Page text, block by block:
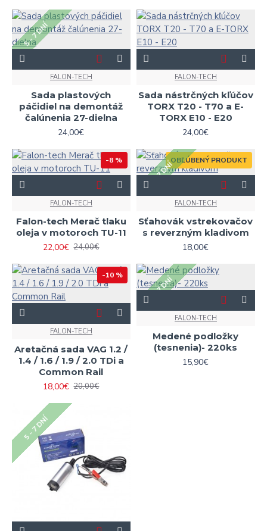
5 - 7 DNÍ
FALON-TECH
Sada plastových
páčidiel na demontáž
čalúnenia 27-dielna
24,00€
FALON-TECH
Sada nástrčných kľúčov
TORX T20 - T70 a E-
TORX E10 - E20
24,00€
-8 %
FALON-TECH
Falon-tech Merač tlaku
oleja v motoroch TU-11
22,00€ 24,00€
OBĽÚBENÝ PRODUKT
5 - 7 DNÍ
FALON-TECH
Sťahovák vstrekovačov
s reverzným kladivom
18,00€
-10 %
FALON-TECH
Aretačná sada VAG 1.2 /
1.4 / 1.6 / 1.9 / 2.0 TDi a
Common Rail
18,00€ 20,00€
5 - 7 DNÍ
FALON-TECH
Medené podložky
(tesnenia)- 220ks
15,90€
5 - 7 DNÍ